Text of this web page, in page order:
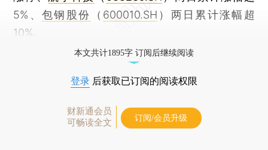
5%、包钢股份 （ 600010.SH ）两日累计涨幅超
10%。
本文共计1895字 订阅后继续阅读
登录 后获取已订阅的阅读权限
财新通会员
可畅读全文
订阅/会员升级